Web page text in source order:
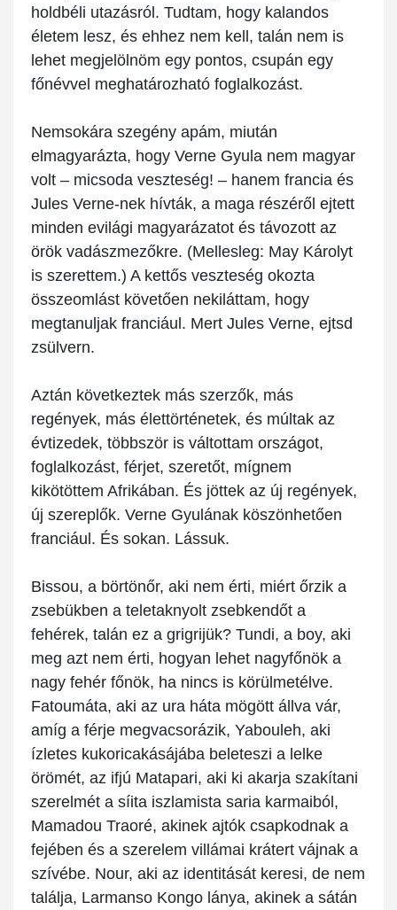
holdbéli utazásról. Tudtam, hogy kalandos
életem lesz, és ehhez nem kell, talán nem is
lehet megjelölnöm egy pontos, csupán egy
főnévvel meghatározható foglalkozást.
Nemsokára szegény apám, miután
elmagyarázta, hogy Verne Gyula nem magyar
volt – micsoda veszteség! – hanem francia és
Jules Verne-nek hívták, a maga részéről ejtett
minden evilági magyarázatot és távozott az
örök vadászmezőkre. (Mellesleg: May Károlyt
is szerettem.) A kettős veszteség okozta
összeomlást követően nekiláttam, hogy
megtanuljak franciául. Mert Jules Verne, ejtsd
zsülvern.
Aztán következtek más szerzők, más
regények, más élettörténetek, és múltak az
évtizedek, többször is váltottam országot,
foglalkozást, férjet, szeretőt, mígnem
kikötöttem Afrikában. És jöttek az új regények,
új szereplők. Verne Gyulának köszönhetően
franciául. És sokan. Lássuk.
Bissou, a börtönőr, aki nem érti, miért őrzik a
zsebükben a teletaknyolt zsebkendőt a
fehérek, talán ez a grigrijük? Tundi, a boy, aki
meg azt nem érti, hogyan lehet nagyfőnök a
nagy fehér főnök, ha nincs is körülmetélve.
Fatoumáta, aki az ura háta mögött állva vár,
amíg a férje megvacsorázik, Yabouleh, aki
ízletes kukoricakásájába beleteszi a lelke
örömét, az ifjú Matapari, aki ki akarja szakítani
szerelmét a síita iszlamista saria karmaiból,
Mamadou Traoré, akinek ajtók csapkodnak a
fejében és a szerelem villámai krátert vájnak a
szívébe. Nour, aki az identitását keresi, de nem
találja, Larmanso Kongo lánya, akinek a sátán